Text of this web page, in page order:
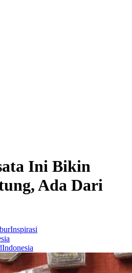
Ini Bikin
Ada Dari
Inspirasi
Indonesia